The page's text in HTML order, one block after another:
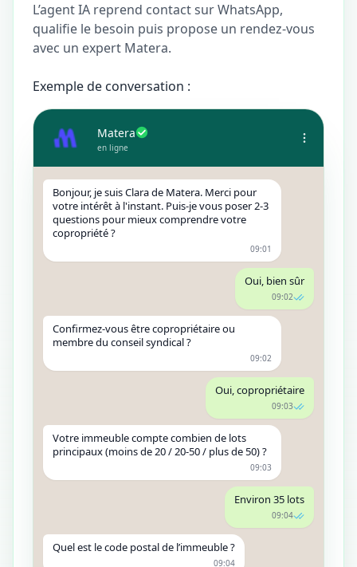
L’agent IA reprend contact sur WhatsApp,
qualifie le besoin puis propose un rendez-vous
avec un expert Matera.
Exemple de conversation :
Matera
en ligne
Bonjour, je suis Clara de Matera. Merci pour
votre intérêt à l'instant. Puis-je vous poser 2-3
questions pour mieux comprendre votre
copropriété ?
09:01
Oui, bien sûr
09:02
Confirmez-vous être copropriétaire ou
membre du conseil syndical ?
09:02
Oui, copropriétaire
09:03
Votre immeuble compte combien de lots
principaux (moins de 20 / 20-50 / plus de 50) ?
09:03
Environ 35 lots
09:04
Quel est le code postal de l’immeuble ?
09:04